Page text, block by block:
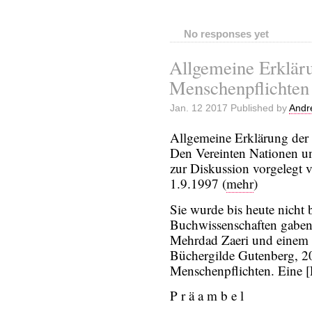
No responses yet
Allgemeine
Menschenpflichten
Jan. 12 2017 Published by
Allgemeine Erklärung
Den Vereinten Nationen
zur Diskussion vorgelegt
1.9.1997 (mehr)
Sie wurde bis heute nicht
Buchwissenschaften
Mehrdad Zaeri und
Büchergilde Gutenberg,
Menschenpflichten. Eine
P r ä a m b e l